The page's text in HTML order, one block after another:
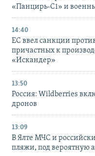
«Панцирь-С1» и
14:40
ЕС ввел санкции
причастных к
«Искандер»
13:50
Россия: Wildberries
дронов
13:09
В Ялте МЧС и
пляжи, под вероятную